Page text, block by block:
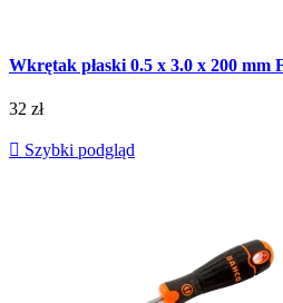
Wkrętak płaski 0.5 x 3.0 x 200 mm
32 zł
 Szybki podgląd